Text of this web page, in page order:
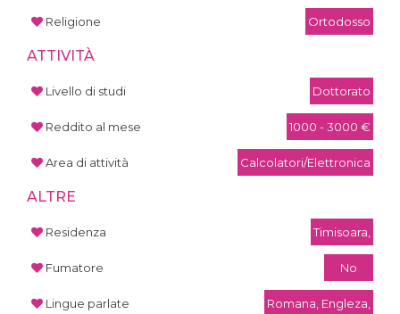
Religione Ortodosso
ATTIVITÀ
Livello di studi Dottorato
Reddito al mese 1000 - 3000 €
Area di attività Calcolatori/Elettronica
ALTRE
Residenza Timisoara,
Fumatore No
Lingue parlate Romana, Engleza,